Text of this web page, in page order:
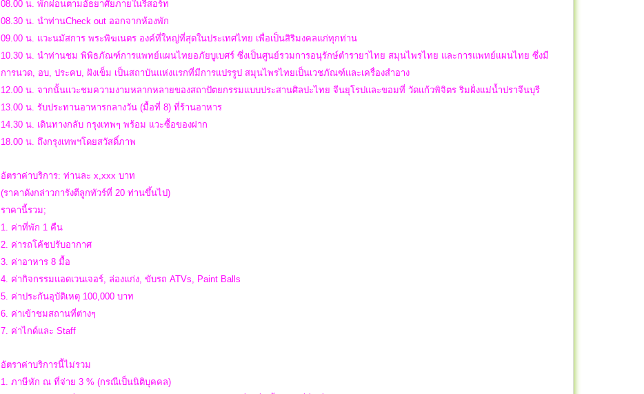
08.00 น. พักผ่อนตามอัธยาศัยภายในรีสอร์ท
08.30 น. นำท่านCheck out ออกจากห้องพัก
09.00 น. แวะนมัสการ พระพิฆเนตร องค์ที่ใหญ่ที่สุดในประเทศไทย เพื่อเป็นสิริมงคลแก่ทุกท่าน
10.30 น. นำท่านชม พิพิธภัณฑ์การแพทย์แผนไทยอภัยบูเบศร์ ซึ่งเป็นศูนย์รวมการอนุรักษ์ตำรายาไทย สมุนไพรไทย และการแพทย์แผนไทย ซึ่งมี
การนวด, อบ, ประคบ, ฝังเข็ม เป็นสถาบันแห่งแรกที่มีการแปรรูป สมุนไพรไทยเป็นเวชภัณฑ์และเครื่องสำอาง
12.00 น. จากนั้นแวะชมความงามหลากหลายของสถาปัตยกรรมแบบประสานศิลปะไทย จีนยุโรปและขอมที่ วัดแก้วพิจิตร ริมฝั่งแม่น้ำปราจีนบุรี
13.00 น. รับประทานอาหารกลางวัน (มื้อที่ 8) ที่ร้านอาหาร
14.30 น. เดินทางกลับ กรุงเทพๆ พร้อม แวะซื้อของฝาก
18.00 น. ถึงกรุงเทพฯโดยสวัสดิ์ภาพ
อัตราค่าบริการ: ท่านละ x,xxx บาท
(ราคาดังกล่าวการังตีลูกทัวร์ที่ 20 ท่านขึ้นไป)
ราคานี้รวม;
1. ค่าที่พัก 1 คืน
2. ค่ารถโค้ชปรับอากาศ
3. ค่าอาหาร 8 มื้อ
4. ค่ากิจกรรมแอดเวนเจอร์, ล่องแก่ง, ขับรถ ATVs, Paint Balls
5. ค่าประกันอุบัติเหตุ 100,000 บาท
6. ค่าเข้าชมสถานที่ต่างๆ
7. ค่าไกด์และ Staff
อัตราค่าบริการนี้ไม่รวม
1. ภาษีหัก ณ ที่จ่าย 3 % (กรณีเป็นนิติบุคคล)